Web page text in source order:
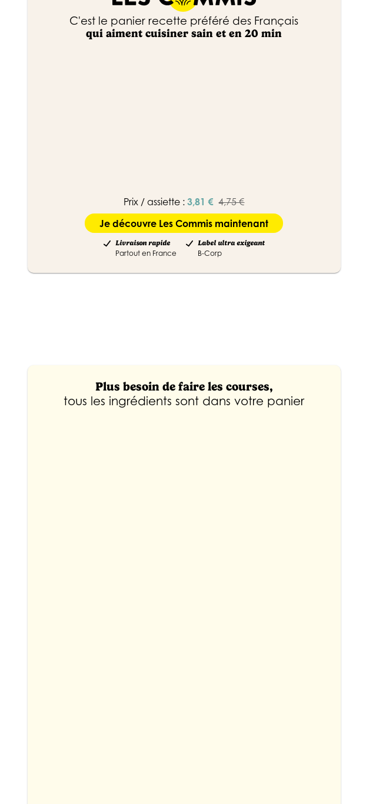
C'est le panier recette préféré des Français
qui aiment cuisiner sain et en 20 min
Prix / assiette :3,81 € 4,75 €
Je découvre Les Commis maintenant
Livraison rapide
Partout en France
Label ultra exigeant
B-Corp
Plus besoin de faire les courses,
tous les ingrédients sont dans votre panier